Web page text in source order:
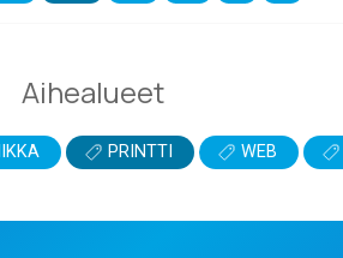
Aihealueet
PRINTTI WEB